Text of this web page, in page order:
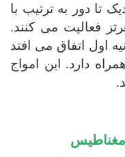
تا دور به ترتیب با
اول اتفاق می افتد
به همراه دارد. این امواج